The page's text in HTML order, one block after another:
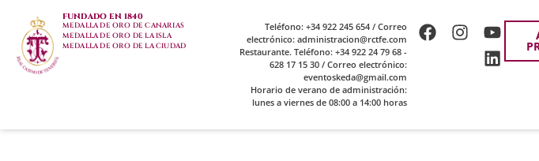
FUNDADO EN 1840
MEDALLA DE ORO DE CANARIAS
MEDALLA DE ORO DE LA ISLA
MEDALLA DE ORO DE LA CIUDAD
Teléfono: +34 922 245 654 / Correo
electrónico: administracion@rctfe.com
Restaurante. Teléfono: +34 922 24 79 68 -
628 17 15 30 / Correo electrónico:
eventoskeda@gmail.com
Horario de verano de administración:
lunes a viernes de 08:00 a 14:00 horas